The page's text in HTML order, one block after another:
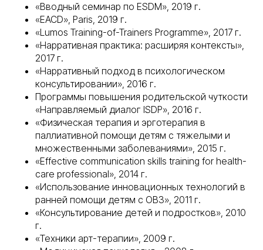
«Вводный семинар по ESDM», 2019 г.
«EACD», Paris, 2019 г.
«Lumos Training-of-Trainers Programme», 2017 г.
«Нарративная практика: расширяя контексты»,
2017 г.
«Нарративный подход в психологическом
консультировании», 2016 г.
Программы повышения родительской чуткости
«Направляемый диалог ISDP», 2016 г.
«Физическая терапия и эрготерапия в
паллиативной помощи детям с тяжелыми и
множественными заболеваниями», 2015 г.
«Effective communication skills training for health-
care professional», 2014 г.
«Использование инновационных технологий в
ранней помощи детям с ОВЗ», 2011 г.
«Консультирование детей и подростков», 2010
г.
«Техники арт-терапии», 2009 г.